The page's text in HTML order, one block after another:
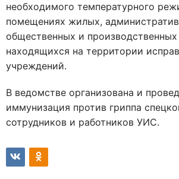
необходимого температурного
помещениях жилых,
общественных и производственных
находящихся на территории
учреждений.
В ведомстве организована и
иммунизация против гриппа
сотрудников и работников УИС.